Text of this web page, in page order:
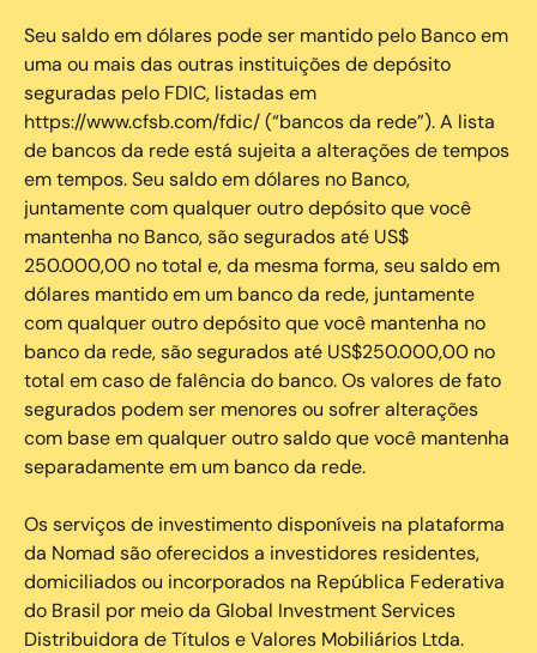
Seu saldo em dólares pode ser mantido pelo Banco em
uma ou mais das outras instituições de depósito
seguradas pelo FDIC, listadas em
https://www.cfsb.com/fdic/ (“bancos da rede”). A lista
de bancos da rede está sujeita a alterações de tempos
em tempos. Seu saldo em dólares no Banco,
juntamente com qualquer outro depósito que você
mantenha no Banco, são segurados até US$
250.000,00 no total e, da mesma forma, seu saldo em
dólares mantido em um banco da rede, juntamente
com qualquer outro depósito que você mantenha no
banco da rede, são segurados até US$250.000,00 no
total em caso de falência do banco. Os valores de fato
segurados podem ser menores ou sofrer alterações
com base em qualquer outro saldo que você mantenha
separadamente em um banco da rede.
Os serviços de investimento disponíveis na plataforma
da Nomad são oferecidos a investidores residentes,
domiciliados ou incorporados na República Federativa
do Brasil por meio da Global Investment Services
Distribuidora de Títulos e Valores Mobiliários Ltda.